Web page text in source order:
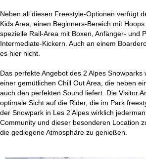
Neben all diesen Freestyle-Optionen verfügt
Kids Area, einen Beginners-Bereich mit
spezielle Rail-Area mit Boxen, Anfänger- und
Intermediate-Kickern. Auch an einem
es hier nicht.
Das perfekte Angebot des 2 Alpes
einer gemütlichen Chill Out Area, die neben
auch den perfekten Sound liefert. Die Visitor
optimale Sicht auf die Rider, die im Park
der Snowpark in Les 2 Alpes wirklich
Community und dieser besonderen Location
die gediegene Atmosphäre zu genießen.